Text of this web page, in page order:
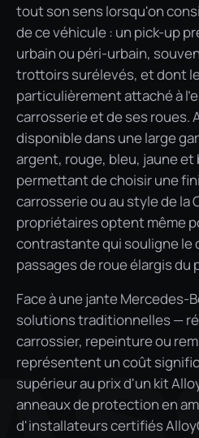
tout son sens lorsqu'on
de ce véhicule : un pick-up
urbain ou péri-urbain,
trottoirs surélevés, et dont
particulièrement attaché à
carrosserie et de ses roues.
disponible dans une large
argent, rouge, bleu, jaune
permettant de choisir une
carrosserie ou au style de la
propriétaires optent même
contrastante qui souligne le
passages de roue élargis du
Face à une jante Mercedes-
solutions traditionnelles —
carrossier, repeinture ou
représentent un coût
supérieur au prix d'un kit
anneaux de protection en
d'installateurs certifiés